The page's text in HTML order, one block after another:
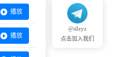
播放
播放
@sllzyz
点击加入我们